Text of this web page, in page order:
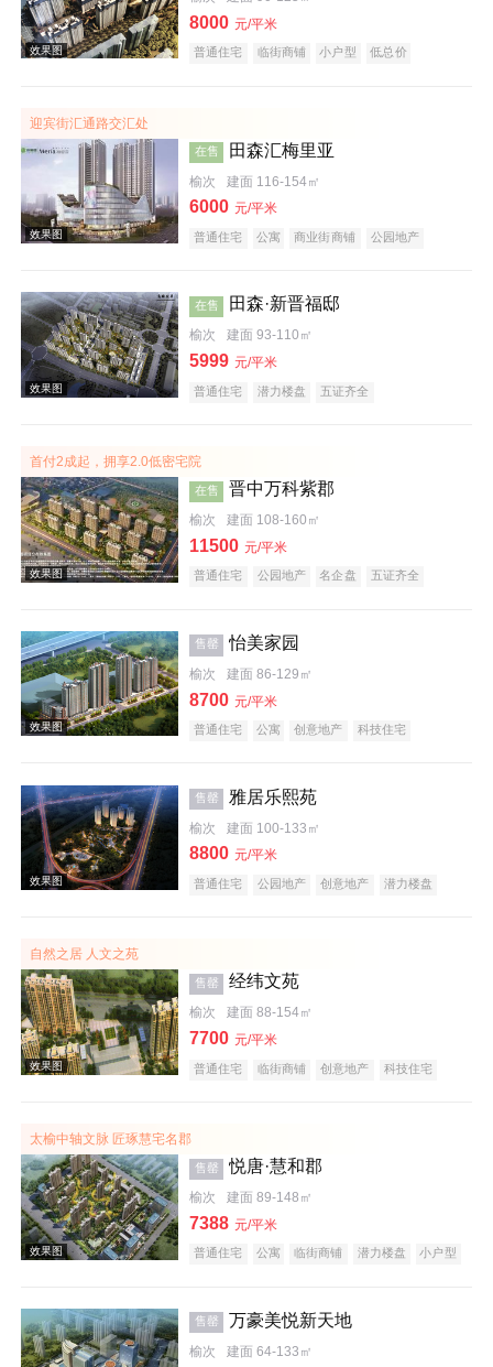
效果图
效果图
效果图
效果图
8000 元/平米
普通住宅 临街商铺 小户型
低总价
迎宾街汇通路交汇处
在售 田森汇梅里亚
榆次 建面 116-154㎡
6000 元/平米
普通住宅 公寓 商业街商铺
公园地产
在售 田森·新晋福邸
榆次 建面 93-110㎡
5999 元/平米
普通住宅 潜力楼盘 五证齐全
首付2成起，拥享2.0低密宅院
效果图
在售 晋中万科紫郡
榆次 建面 108-160㎡
11500 元/平米
普通住宅 公园地产 名企盘 五证齐全
售罄 怡美家园
榆次 建面 86-129㎡
8700 元/平米
普通住宅 公寓 创意地产
科技住宅
售罄
雅居乐熙苑
榆次 建面 100-133㎡
8800 元/平米
普通住宅 公园地产 创意地产
潜力楼盘
自然之居 人文之苑
售罄 经纬文苑
榆次 建面 88-154㎡
7700 元/平米
普通住宅 临街商铺 创意地产
科技住宅
太榆中轴文脉 匠琢慧宅名郡
售罄 悦唐·慧和郡
榆次 建面 89-148㎡
7388 元/平米
普通住宅 公寓 临街商铺 潜力楼盘
小户型
售罄 万豪美悦新天地
榆次 建面 64-133㎡